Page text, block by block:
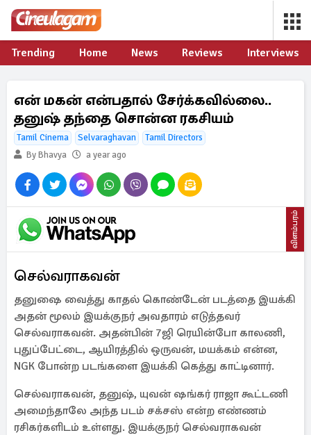
Trending Home News Reviews Interviews
என் மகன் என்பதால் சேர்க்கவில்லை..
தனுஷ் தந்தை சொன்ன ரகசியம்
Tamil Cinema Selvaraghavan
Tamil Directors
By Bhavya
a year ago
விளம்பரம்
செல்வராகவன்
தனுஷை வைத்து காதல் கொண்டேன் படத்தை இயக்கி
அதன் மூலம் இயக்குநர் அவதாரம் எடுத்தவர்
செல்வராகவன். அதன்பின் 7ஜி ரெயின்போ காலணி,
புதுப்பேட்டை, ஆயிரத்தில் ஒருவன், மயக்கம் என்ன,
NGK போன்ற படங்களை இயக்கி கெத்து காட்டினார்.
செல்வராகவன், தனுஷ், யுவன் ஷங்கர் ராஜா கூட்டணி
அமைந்தாலே அந்த படம் சக்சஸ் என்ற எண்ணம்
ரசிகர்களிடம் உள்ளது. இயக்குநர் செல்வராகவன்